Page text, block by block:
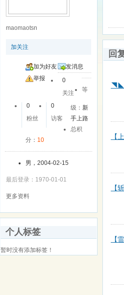
maomaotsn
加关注
加为好友
发消息
举报
0
关注
0
粉丝
0
访客
等
级：新
手上路
总积
分： 10
男，2004-02-15
最后登录：1970-01-01
更多资料
个人标签
暂时没有添加标签！
回
【
【
【